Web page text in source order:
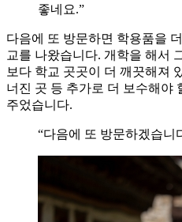
좋네요.”
다음에 또 방문하면 학용품을
교를 나왔습니다. 개학을 해서
보다 학교 곳곳이 더 깨끗해져
너진 곳 등 추가로 더 보수해야
주었습니다.
“다음에 또 방문하겠습니